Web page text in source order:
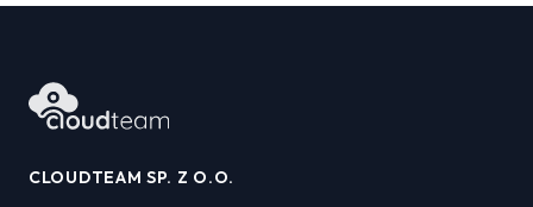
CLOUDTEAM SP. Z O.O.